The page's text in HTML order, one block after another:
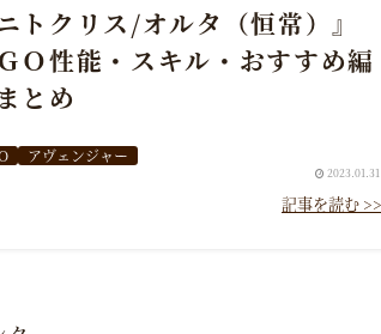
ニトクリス/オルタ（恒常）』
Ｏ性能・スキル・おすすめ編
とめ
2023.01.31
アヴェンジャー